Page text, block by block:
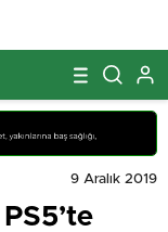
9 Aralık 2019